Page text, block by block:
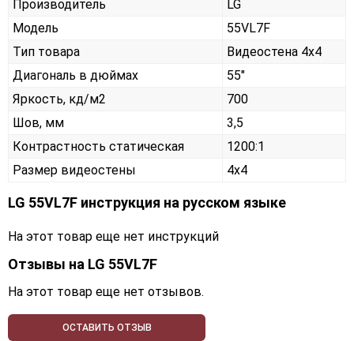
Производитель
LG
Модель
55VL7F
Тип товара
Видеостена 4х4
Диагональ в дюймах
55"
Яркость, кд/м2
700
Шов, мм
3,5
Контрастность статическая
1200:1
Размер видеостены
4x4
LG 55VL7F инструкция на русском языке
На этот товар еще нет инструкций
Отзывы на LG 55VL7F
На этот товар еще нет отзывов.
ОСТАВИТЬ ОТЗЫВ